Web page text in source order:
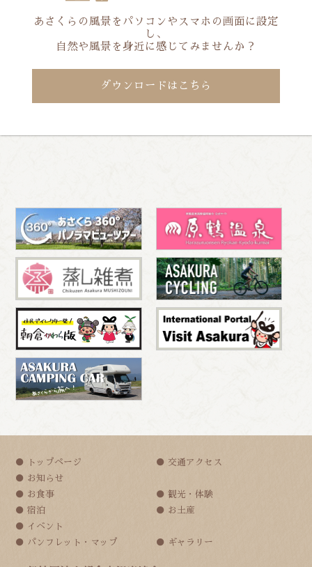
あさくらの風景をパソコンやスマホの画面に設定
し、
自然や風景を身近に感じてみませんか？
ダウンロードはこちら
トップページ
交通アクセス
お知らせ
お食事
観光・体験
宿泊
お土産
イベント
パンフレット・マップ
ギャラリー